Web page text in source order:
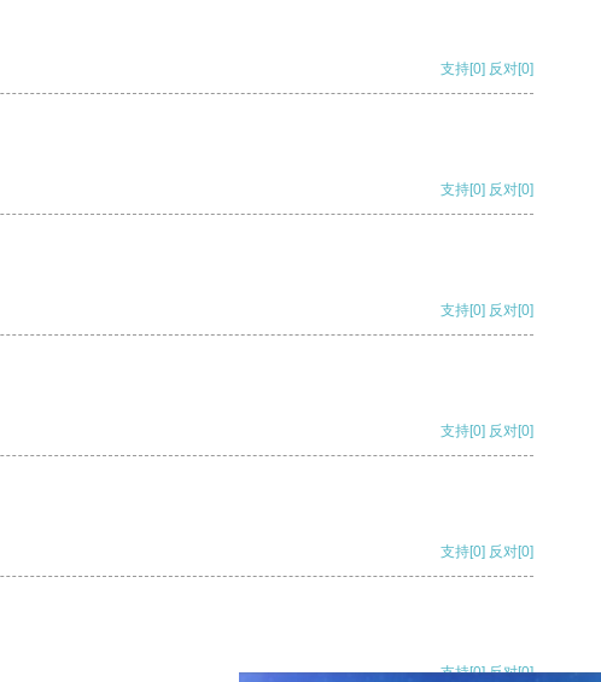
支持[0] 反对[0]
支持[0] 反对[0]
支持[0] 反对[0]
支持[0] 反对[0]
支持[0] 反对[0]
支持[0] 反对[0]